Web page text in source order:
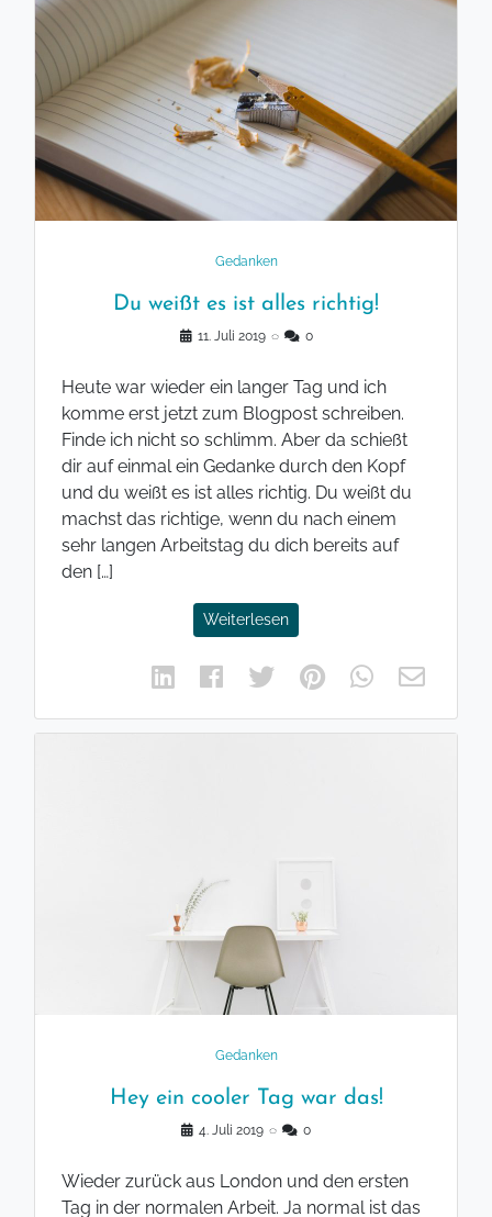
Gedanken
Du weißt es ist alles richtig!
11. Juli 2019 ◌ 0
Heute war wieder ein langer Tag und ich
komme erst jetzt zum Blogpost schreiben.
Finde ich nicht so schlimm. Aber da schießt
dir auf einmal ein Gedanke durch den Kopf
und du weißt es ist alles richtig. Du weißt du
machst das richtige, wenn du nach einem
sehr langen Arbeitstag du dich bereits auf
den […]
Weiterlesen
Gedanken
Hey ein cooler Tag war das!
4. Juli 2019 ◌ 0
Wieder zurück aus London und den ersten
Tag in der normalen Arbeit. Ja normal ist das